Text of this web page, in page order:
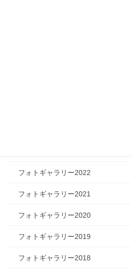
フォトギャラリー2022
フォトギャラリー2021
フォトギャラリー2020
フォトギャラリー2019
フォトギャラリー2018